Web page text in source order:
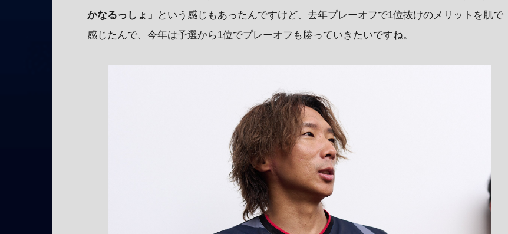
かなるっしょ」
という感じもあったんですけど、去年プレーオフで1位抜けのメリットを肌で
感じたんで、今年は予選から1位でプレーオフも勝っていきたいですね。